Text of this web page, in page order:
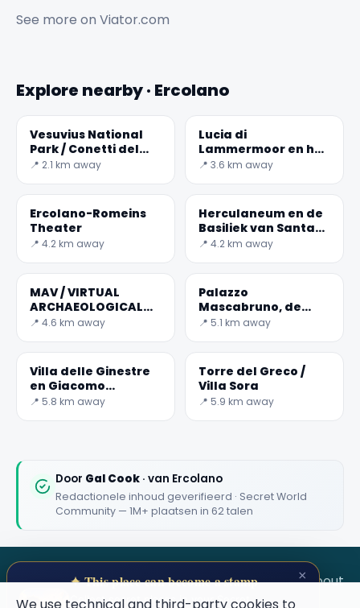
See more on Viator.com
Explore nearby · Ercolano
Vesuvius National
Park / Conetti del
Carcavone
📍 2.1 km away
Lucia di
Lammermoor en het
dorp Trocchia
📍 3.6 km away
Ercolano-Romeins
Theater
📍 4.2 km away
Herculaneum en de
Basiliek van Santa
Maria in Pugliano
📍 4.2 km away
MAV / VIRTUAL
ARCHAEOLOGICAL
MUSEUM-POMPEII
📍 4.6 km away
Palazzo
Mascabruno, de
eerste indoor galop
📍 5.1 km away
Villa delle Ginestre
en Giacomo
Leopardi
📍 5.8 km away
Torre del Greco /
Villa Sora
📍 5.9 km away
Door Gal Cook · van Ercolano
Redactionele inhoud geverifieerd · Secret World
Community — 1M+ plaatsen in 62 talen
SECRET WORLD TermsPrivacyAbout
×
✦ This place can become a stamp
Collect secret places in your Secret